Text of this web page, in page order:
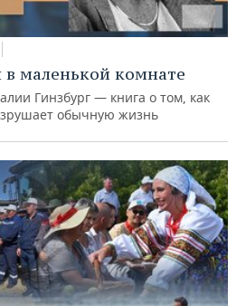
маленькой комнате
Гинзбург — книга о том, как
обычную жизнь